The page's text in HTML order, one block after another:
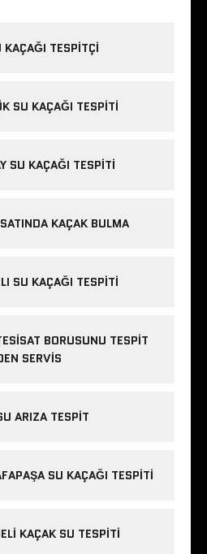
KAÇAĞI TESPITÇI
SU KAÇAĞI TESPITI
SU KAÇAĞI TESPITI
KAÇAK BULMA
SU KAÇAĞI TESPITI
BORUSUNU TESPIT
SERVIS
ARIZA TESPIT
SU KAÇAĞI TESPITI
KAÇAK SU TESPITI